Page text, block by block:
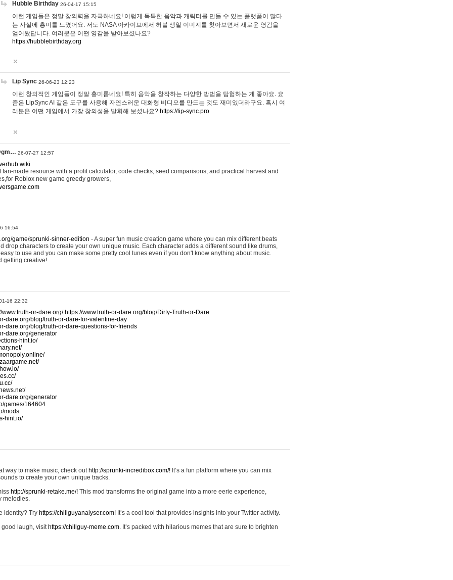
Hubble Birthday 26-04-17 15:15
이런 게임들은 정말 창의력을 자극하네요! 이렇게 독특한 음악과 캐릭터를 만들 수 있는 플랫폼이 많다
는 사실에 흥미를 느꼈어요. 저도 NASA 아카이브에서 허블 생일 이미지를 찾아보면서 새로운 영감을
얻어봤답니다. 여러분은 어떤 영감을 받아보셨나요?
https://hubblebirthday.org
Lip Sync 26-06-23 12:23
이런 창의적인 게임들이 정말 흥미롭네요! 특히 음악을 창작하는 다양한 방법을 탐험하는 게 좋아요. 요
즘은 LipSync AI 같은 도구를 사용해 자연스러운 대화형 비디오를 만드는 것도 재미있더라구요. 혹시 여
러분은 어떤 게임에서 가장 창의성을 발휘해 보셨나요? https://lip-sync.pro
26-07-27 12:57
made resource with a profit calculator, code checks, seed comparisons, and practical harvest and
Roblox new game greedy growers。
16:54
game/sprunki-sinner-edition - A super fun music creation game where you can mix different beats
drop characters to create your own unique music. Each character adds a different sound like drums,
to use and you can make some pretty cool tunes even if you don't know anything about music.
getting creative!
16 22:32
www.truth-or-dare.org/ https://www.truth-or-dare.org/blog/Dirty-Truth-or-Dare
dare.org/blog/truth-or-dare-for-valentine-day
dare.org/blog/truth-or-dare-questions-for-friends
dare.org/generator
hint.io/
dare.org/generator
games/164604
mods
hint.io/
way to make music, check out http://sprunki-incredibox.com/! It’s a fun platform where you can mix
to create your own unique tracks.
http://sprunki-retake.me/! This mod transforms the original game into a more eerie experience,
melodies.
identity? Try https://chillguyanalyser.com! It’s a cool tool that provides insights into your Twitter activity.
good laugh, visit https://chillguy-meme.com. It’s packed with hilarious memes that are sure to brighten